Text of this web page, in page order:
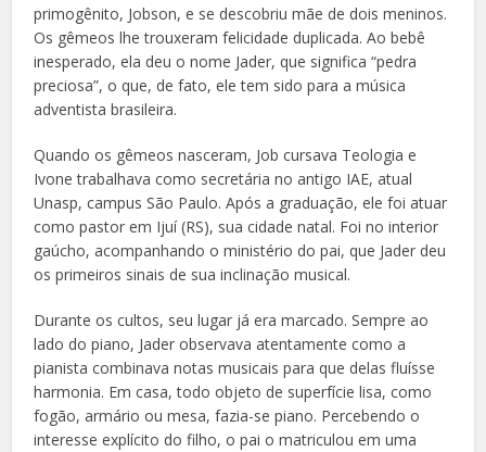
primogênito, Jobson, e se descobriu mãe de dois meninos.
Os gêmeos lhe trouxeram felicidade duplicada. Ao bebê
inesperado, ela deu o nome Jader, que significa “pedra
preciosa”, o que, de fato, ele tem sido para a música
adventista brasileira.
Quando os gêmeos nasceram, Job cursava Teologia e
Ivone trabalhava como secretária no antigo IAE, atual
Unasp, campus São Paulo. Após a graduação, ele foi atuar
como pastor em Ijuí (RS), sua cidade natal. Foi no interior
gaúcho, acompanhando o ministério do pai, que Jader deu
os primeiros sinais de sua inclinação musical.
Durante os cultos, seu lugar já era marcado. Sempre ao
lado do piano, Jader observava atentamente como a
pianista combinava notas musicais para que delas fluísse
harmonia. Em casa, todo objeto de superfície lisa, como
fogão, armário ou mesa, fazia-se piano. Percebendo o
interesse explícito do filho, o pai o matriculou em uma